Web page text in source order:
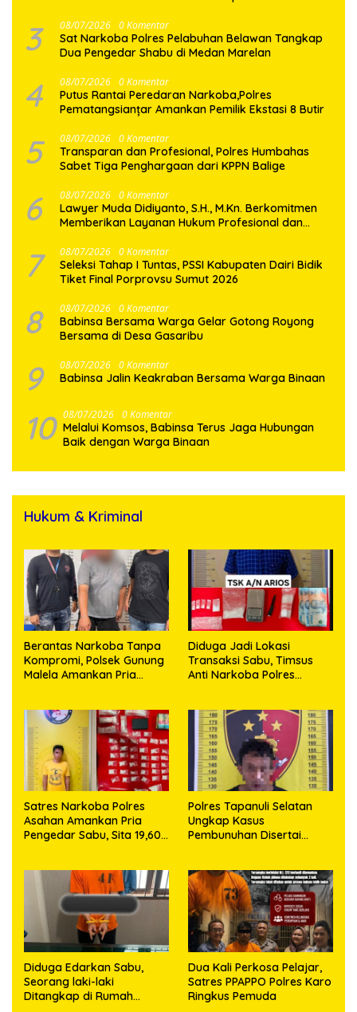
3 08/07/2026 0 Komentar
Sat Narkoba Polres Pelabuhan Belawan Tangkap
Dua Pengedar Shabu di Medan Marelan
4 08/07/2026 0 Komentar
Putus Rantai Peredaran Narkoba,Polres
Pematangsianțar Amankan Pemilik Ekstasi 8 Butir
5 08/07/2026 0 Komentar
Transparan dan Profesional, Polres Humbahas
Sabet Tiga Penghargaan dari KPPN Balige
6 08/07/2026 0 Komentar
Lawyer Muda Didiyanto, S.H., M.Kn. Berkomitmen
Memberikan Layanan Hukum Profesional dan
7 08/07/2026 0 Komentar
Seleksi Tahap I Tuntas, PSSI Kabupaten Dairi Bidik
Tiket Final Porprovsu Sumut 2026
8 08/07/2026 0 Komentar
Babinsa Bersama Warga Gelar Gotong Royong
Bersama di Desa Gasaribu
9 08/07/2026 0 Komentar
Babinsa Jalin Keakraban Bersama Warga Binaan
10 08/07/2026 0 Komentar
Melalui Komsos, Babinsa Terus Jaga Hubungan
Baik dengan Warga Binaan
Hukum & Kriminal
Berantas Narkoba Tanpa
Kompromi, Polsek Gunung
Malela Amankan Pria
Diduga Jadi Lokasi
Transaksi Sabu, Timsus
Anti Narkoba Polres
63,67 Gram Sabu
Satres Narkoba Polres
Asahan Amankan Pria
Pengedar Sabu, Sita 19,60
Polres Tapanuli Selatan
Ungkap Kasus
Pembunuhan Disertai
Ditangkap
Diduga Edarkan Sabu,
Seorang laki-laki
Ditangkap di Rumah
Dua Kali Perkosa Pelajar,
Satres PPAPPO Polres Karo
Ringkus Pemuda